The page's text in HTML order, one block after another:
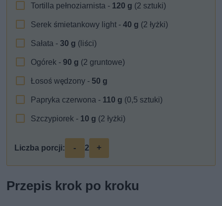
Tortilla pełnoziarnista - 120 g (2 sztuki)
Serek śmietankowy light -40 g (2 łyżki)
Sałata -30 g (liści)
Ogórek -90 g (2 gruntowe)
Łosoś wędzony - 50 g
Papryka czerwona - 110 g (0,5 sztuki)
Szczypiorek - 10 g (2 łyżki)
Liczba porcji: - 2 +
Przepis krok po kroku